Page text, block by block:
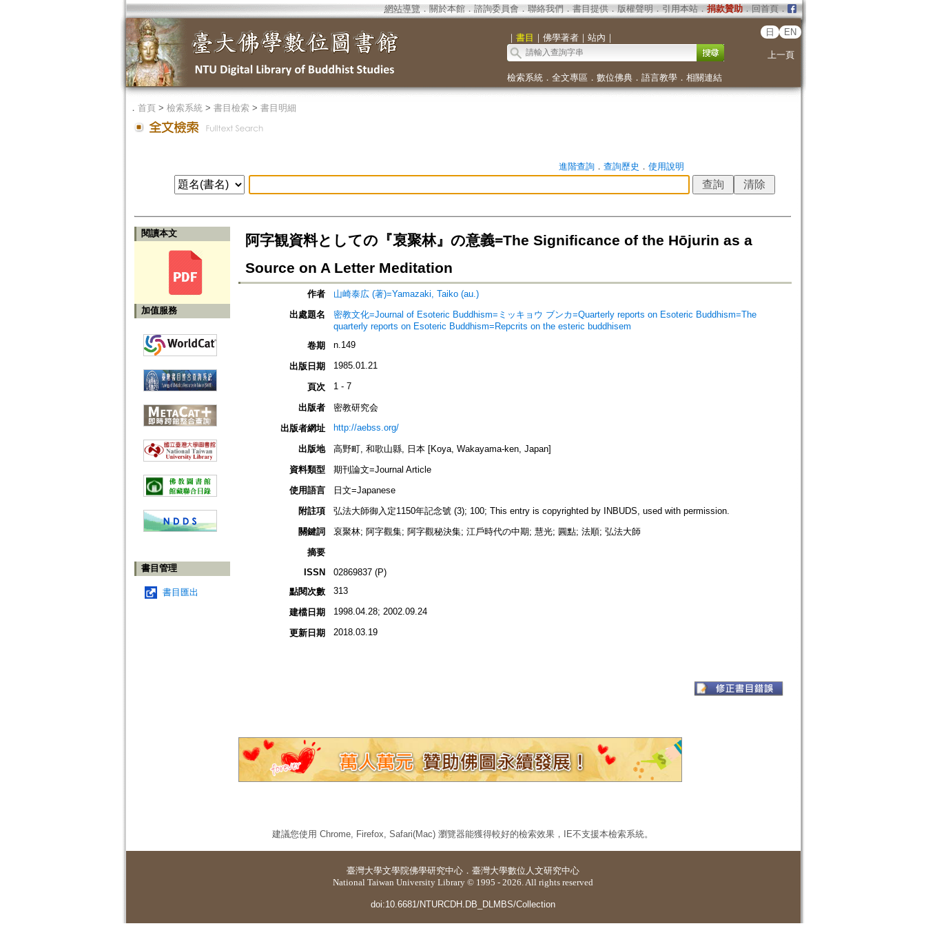
網站導覽 ． 關於本館． 諮詢委員會． 聯絡我們 ． 書目提供． 版權聲明 ． 引用本站． 捐款贊助．回首頁．
｜ 書目 ｜ 佛學著者｜ 站內 ｜
日 EN
上一頁
檢索系統． 全文專區 ． 數位佛典． 語言教學． 相關連結
． 首頁> 檢索系統> 書目檢索> 書目明細
進階查詢． 查詢歷史 ． 使用說明
閱讀本文
加值服務
書目管理
書目匯出
阿字観資料としての『裒聚林』の意義=The Significance of the Hōjurin as a
Source on A Letter Meditation
作者
山崎泰広 (著)=Yamazaki, Taiko (au.)
出處題名
密教文化=Journal of Esoteric Buddhism=ミッキョウ ブンカ=Quarterly reports on Esoteric Buddhism=The
quarterly reports on Esoteric Buddhism=Repcrits on the esteric buddhisem
卷期
n.149
出版日期 1985.01.21
頁次 1 - 7
出版者
密教研究会
出版者網址
http://aebss.org/
出版地
高野町, 和歌山縣, 日本 [Koya, Wakayama-ken, Japan]
資料類型
期刊論文=Journal Article
使用語言
日文=Japanese
附註項
弘法大師御入定1150年記念號 (3); 100; This entry is copyrighted by INBUDS, used with permission.
關鍵詞
裒聚林; 阿字觀集; 阿字觀秘決集; 江戶時代の中期; 慧光; 圓點; 法順; 弘法大師
摘要
ISSN
02869837 (P)
點閱次數
313
建檔日期 1998.04.28; 2002.09.24
更新日期 2018.03.19
建議您使用 Chrome, Firefox, Safari(Mac) 瀏覽器能獲得較好的檢索效果，IE不支援本檢索系統。
臺灣大學文學院佛學研究中心 ． 臺灣大學數位人文研究中心
National Taiwan University Library © 1995 - 2026. All rights reserved
doi:10.6681/NTURCDH.DB_DLMBS/Collection